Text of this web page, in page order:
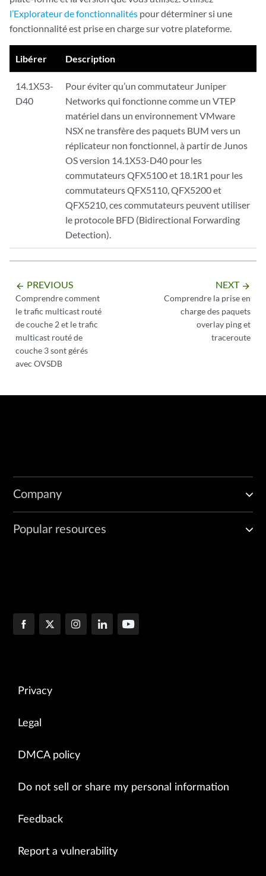
l’Explorateur de fonctionnalités pour déterminer si une
fonctionnalité est prise en charge sur votre plateforme.
Libérer Description
14.1X53-
D40
Pour éviter qu’un commutateur Juniper
Networks qui fonctionne comme un VTEP
matériel dans un environnement VMware
NSX ne transfère des paquets BUM vers un
réplicateur non fonctionnel, à partir de Junos
OS version 14.1X53-D40 pour les
commutateurs QFX5100 et 18.1R1 pour les
commutateurs QFX5110, QFX5200 et
QFX5210, ces commutateurs peuvent utiliser
le protocole BFD (Bidirectional Forwarding
Detection).
arrow_backward PREVIOUS
Comprendre comment
le trafic multicast routé
de couche 2 et le trafic
multicast routé de
couche 3 sont gérés
avec OVSDB
NEXT arrow_forward
Comprendre la prise en
charge des paquets
overlay ping et
traceroute
Company
Popular resources
Privacy
Legal
DMCA policy
Do not sell or share my personal information
Feedback
Report a vulnerability